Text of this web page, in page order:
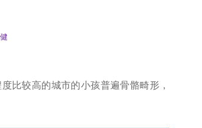
比较高的城市的小孩普遍骨骼畸形，